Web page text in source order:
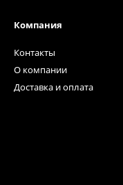
Компания
Контакты
О компании
Доставка и оплата